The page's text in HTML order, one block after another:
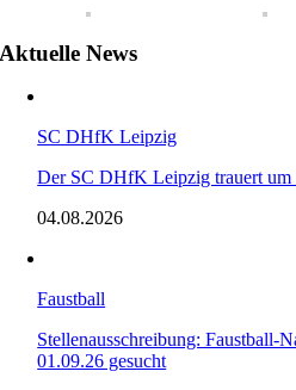
Aktuelle News
SC DHfK Leipzig
Der SC DHfK Leipzig trauert um
04.08.2026
Faustball
Stellenausschreibung: Faustball-
01.09.26 gesucht